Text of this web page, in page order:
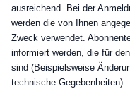
ausreichend. Bei der
werden die von Ihnen
Zweck verwendet.
informiert werden, die für
sind (Beispielsweise
technische Gegebenheiten).